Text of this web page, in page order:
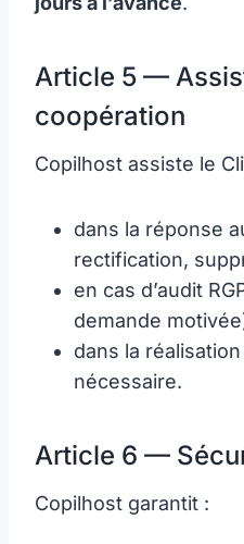
Article 5 —
coopération
Copilhost assiste le
dans la réponse
rectification,
en cas d’audit
demande
dans la réalisation
nécessaire.
Article 6 —
Copilhost garantit :